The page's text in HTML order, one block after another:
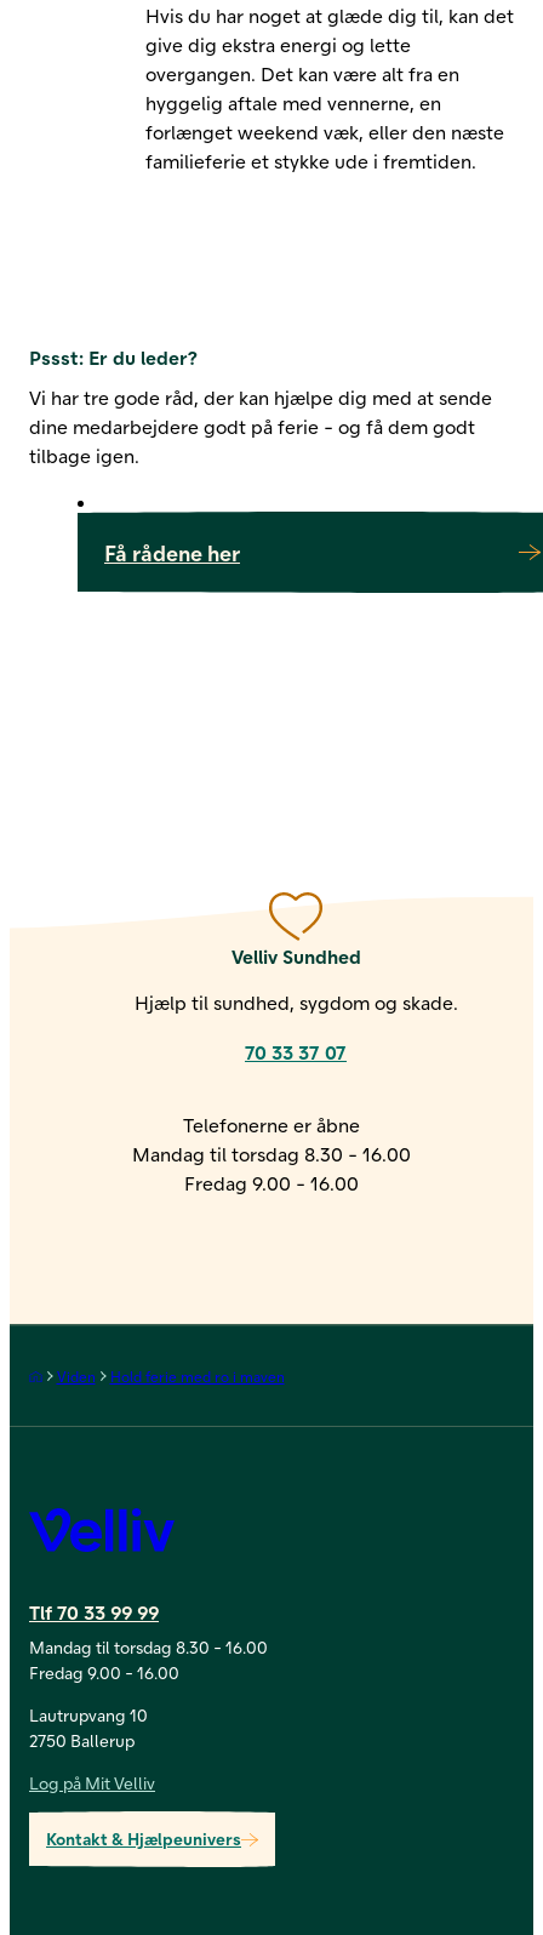
Hvis du har noget at glæde dig til, kan det
give dig ekstra energi og lette
overgangen. Det kan være alt fra en
hyggelig aftale med vennerne, en
forlænget weekend væk, eller den næste
familieferie et stykke ude i fremtiden.
Pssst: Er du leder?
Vi har tre gode råd, der kan hjælpe dig med at sende
dine medarbejdere godt på ferie - og få dem godt
tilbage igen.
Få rådene her
Velliv Sundhed
Hjælp til sundhed, sygdom og skade.
70 33 37 07
Telefonerne er åbne
Mandag til torsdag 8.30 - 16.00
Fredag 9.00 - 16.00
Forside
Viden Hold ferie med ro i maven
Velliv
Tlf 70 33 99 99
Mandag til torsdag 8.30 - 16.00
Fredag 9.00 - 16.00
Lautrupvang 10
2750 Ballerup
Log på Mit Velliv
Kontakt & Hjælpeunivers